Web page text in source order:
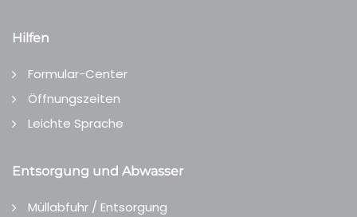
Hilfen
Formular-Center
Öffnungszeiten
Leichte Sprache
Entsorgung und Abwasser
Müllabfuhr / Entsorgung